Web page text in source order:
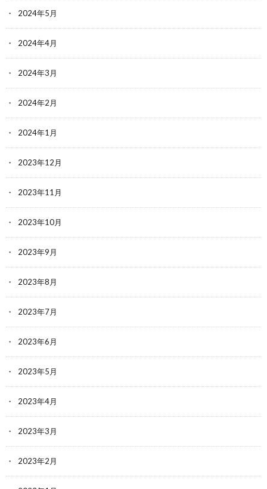
2024年5月
2024年4月
2024年3月
2024年2月
2024年1月
2023年12月
2023年11月
2023年10月
2023年9月
2023年8月
2023年7月
2023年6月
2023年5月
2023年4月
2023年3月
2023年2月